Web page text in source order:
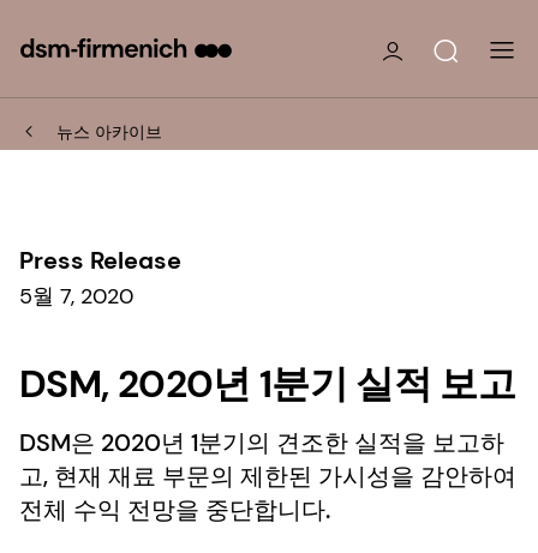
뉴스 아카이브
Press Release
5월 7, 2020
DSM, 2020년 1분기 실적 보고
DSM은 2020년 1분기의 견조한 실적을 보고하
고, 현재 재료 부문의 제한된 가시성을 감안하여
전체 수익 전망을 중단합니다.